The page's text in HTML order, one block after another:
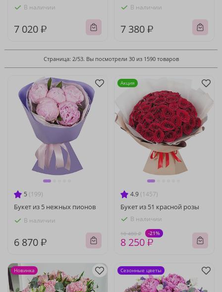
В наличии
7 020 ₽
В наличии
7 380 ₽
Страница: 2/53. Вы посмотрели 30 из 1590 товаров
5 (199)
Букет из 5 нежных пионов
В наличии
6 870 ₽
4.9 (1457)
Букет из 51 красной розы
В наличии
10 480 ₽ -21%
8 250 ₽
Акция
Новинка Сезонные цветы